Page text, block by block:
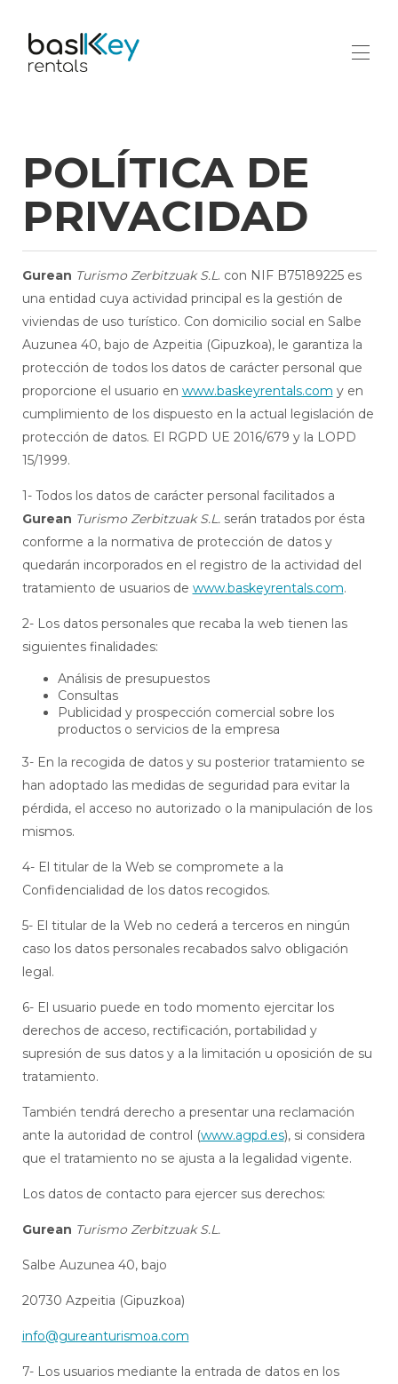
Toutes les propriétés ▾
POLÍTICA DE
PRIVACIDAD
Gurean Turismo Zerbitzuak S.L. con NIF B75189225 es
una entidad cuya actividad principal es la gestión de
viviendas de uso turístico. Con domicilio social en Salbe
Auzunea 40, bajo de Azpeitia (Gipuzkoa), le garantiza la
protección de todos los datos de carácter personal que
proporcione el usuario en www.baskeyrentals.com y en
cumplimiento de los dispuesto en la actual legislación de
protección de datos. El RGPD UE 2016/679 y la LOPD
15/1999.
1- Todos los datos de carácter personal facilitados a
Gurean Turismo Zerbitzuak S.L.serán tratados por ésta
conforme a la normativa de protección de datos y
quedarán incorporados en el registro de la actividad del
tratamiento de usuarios de www.baskeyrentals.com.
2- Los datos personales que recaba la web tienen las
siguientes finalidades:
Análisis de presupuestos
Consultas
Publicidad y prospección comercial sobre los
productos o servicios de la empresa
3- En la recogida de datos y su posterior tratamiento se
han adoptado las medidas de seguridad para evitar la
pérdida, el acceso no autorizado o la manipulación de los
mismos.
4- El titular de la Web se compromete a la
Confidencialidad de los datos recogidos.
5- El titular de la Web no cederá a terceros en ningún
caso los datos personales recabados salvo obligación
legal.
6- El usuario puede en todo momento ejercitar los
derechos de acceso, rectificación, portabilidad y
supresión de sus datos y a la limitación u oposición de su
tratamiento.
También tendrá derecho a presentar una reclamación
ante la autoridad de control (www.agpd.es), si considera
que el tratamiento no se ajusta a la legalidad vigente.
Los datos de contacto para ejercer sus derechos:
Gurean Turismo Zerbitzuak S.L.
Salbe Auzunea 40, bajo
20730 Azpeitia (Gipuzkoa)
info@gureanturismoa.com
7- Los usuarios mediante la entrada de datos en los